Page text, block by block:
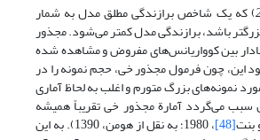
) که یک شاخص برازندگی مطلق مدل به شمار
باشد، برازندگی مدل کمتر می‌شود. مجذور
بین کوواریانس‌های مفروض و مشاهده شده
این، چون فرمول مجذور خی، حجم نمونه را در
نمونه‌های بزرگ متورم و اغلب به لحاظ آماری
سبب می‌گردد آمارة مجذور خی تقریباً همیشه
بنت[48] ، 1980؛ به نقل از هومن، 1390). به این